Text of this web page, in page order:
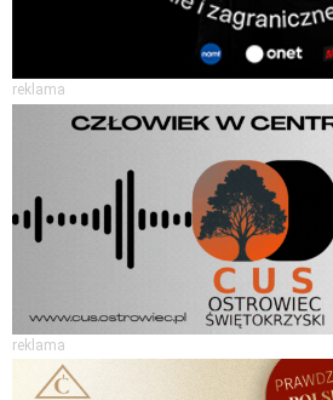
reklama
reklama